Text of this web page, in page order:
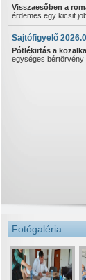
Visszaesőben a
érdemes egy kicsit
Sajtófigyelő
Pótlékirtás a
egységes bértörvény
Fotógaléria